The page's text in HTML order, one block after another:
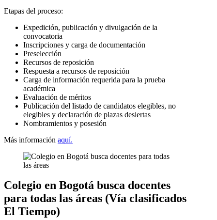
Etapas del proceso:
Expedición, publicación y divulgación de la
convocatoria
Inscripciones y carga de documentación
Preselección
Recursos de reposición
Respuesta a recursos de reposición
Carga de información requerida para la prueba
académica
Evaluación de méritos
Publicación del listado de candidatos elegibles, no
elegibles y declaración de plazas desiertas
Nombramientos y posesión
Más información aquí.
Colegio en Bogotá busca docentes
para todas las áreas (Vía clasificados
El Tiempo)